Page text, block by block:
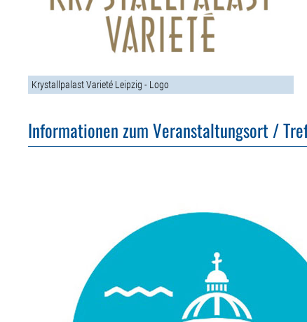
Krystallpalast Varieté Leipzig - Logo
Informationen zum Veranstaltungsort /